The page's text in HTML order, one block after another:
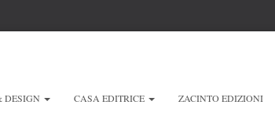
DESIGN CASA EDITRICE ZACINTO EDIZIONI